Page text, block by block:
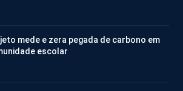
mede e zera pegada de carbono em
escolar